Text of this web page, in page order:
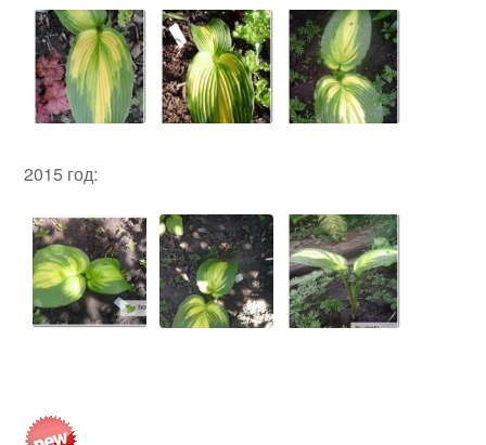
2015 год: